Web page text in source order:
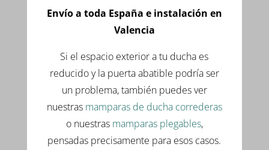
Envío a toda España e instalación en
Valencia
Si el espacio exterior a tu ducha es
reducido y la puerta abatible podría ser
un problema, también puedes ver
nuestras mamparas de ducha correderas
o nuestras mamparas plegables,
pensadas precisamente para esos casos.